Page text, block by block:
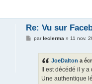
Re: Vu sur
Mparleclerma » 11 nov.
JoeDalton a
Il est décédé il y
Une authentique